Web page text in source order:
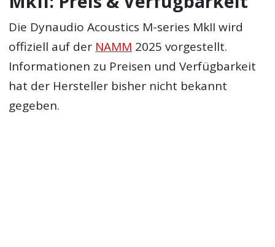
Die Dynaudio Acoustics M-series MkII wird
offiziell auf der NAMM 2025 vorgestellt.
Informationen zu Preisen und Verfügbarkeit
hat der Hersteller bisher nicht bekannt
gegeben.